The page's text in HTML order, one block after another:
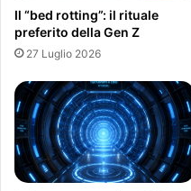
Il “bed rotting”: il rituale
preferito della Gen Z
27 Luglio 2026